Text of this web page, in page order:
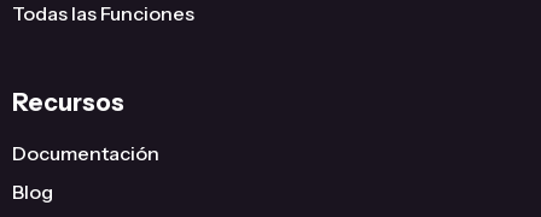
Todas las Funciones
Recursos
Documentación
Blog